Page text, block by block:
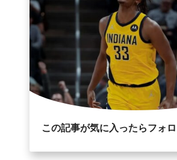
この記事が気に入ったらフォ